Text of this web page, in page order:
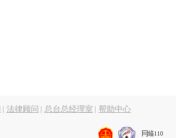
| 法律顾问 | 总台总经理室 | 帮助中心